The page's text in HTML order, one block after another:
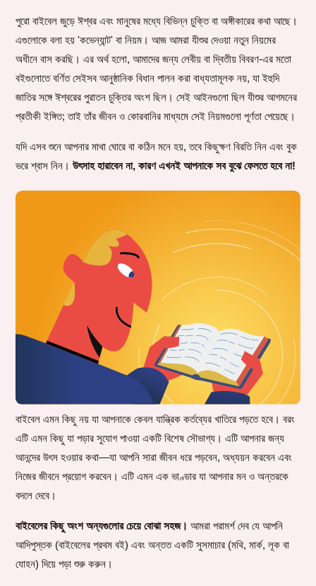
পুরো বাইবেল জুড়ে ঈশ্বর এবং মানুষের মধ্যে বিভিন্ন চুক্তি বা অঙ্গীকারের কথা আছে।
এগুলোকে বলা হয় 'কভেন্যান্ট' বা নিয়ম। আজ আমরা যীশুর দেওয়া নতুন নিয়মের
অধীনে বাস করছি। এর অর্থ হলো, আমাদের জন্য লেবীয় বা দ্বিতীয় বিবরণ-এর মতো
বইগুলোতে বর্ণিত সেইসব আনুষ্ঠানিক বিধান পালন করা বাধ্যতামূলক নয়, যা ইহুদি
জাতির সঙ্গে ঈশ্বরের পুরাতন চুক্তির অংশ ছিল। সেই আইনগুলো ছিল যীশুর আগমনের
প্রতীকী ইঙ্গিত; তাই তাঁর জীবন ও কোরবানির মাধ্যমে সেই নিয়মগুলো পূর্ণতা পেয়েছে।
যদি এসব শুনে আপনার মাথা ঘোরে বা কঠিন মনে হয়, তবে কিছুক্ষণ বিরতি নিন এবং বুক
ভরে শ্বাস নিন।উৎসাহ হারাবেন না, কারণ এখনই আপনাকে সব বুঝে ফেলতে হবে না!
বাইবেল এমন কিছু নয় যা আপনাকে কেবল যান্ত্রিক কর্তব্যের খাতিরে পড়তে হবে। বরং
এটি এমন কিছু যা পড়ার সুযোগ পাওয়া একটি বিশেষ সৌভাগ্য। এটি আপনার জন্য
আনন্দের উৎস হওয়ার কথা—যা আপনি সারা জীবন ধরে পড়বেন, অধ্যয়ন করবেন এবং
নিজের জীবনে প্রয়োগ করবেন। এটি এমন এক ভাণ্ডার যা আপনার মন ও অন্তরকে
বদলে দেবে।
বাইবেলের কিছু অংশ অন্যগুলোর চেয়ে বোঝা সহজ। আমরা পরামর্শ দেব যে আপনি
আদিপুস্তক (বাইবেলের প্রথম বই) এবং অন্তত একটি সুসমাচার (মথি, মার্ক, লূক বা
যোহন) দিয়ে পড়া শুরু করুন।